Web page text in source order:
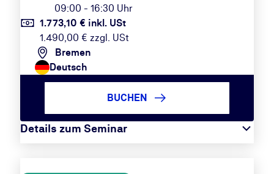
09:00 - 16:30 Uhr
1.773,10 € inkl. USt
1.490,00 € zzgl. USt
Bremen
Deutsch
Details zum Seminar
BUCHEN